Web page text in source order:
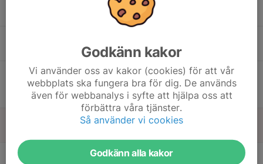
C-plan (7-manna planen)
18:00
19:30
Match mot Brämhults IK
Division 10 Ulricehamn Pojkar
Tranehov C
19
Godkänn kakor
Vi använder oss av kakor (cookies) för att vår
webbplats ska fungera bra för dig. De används
även för webbanalys i syfte att hjälpa oss att
förbättra våra tjänster.
Så använder vi cookies
Godkänn alla kakor